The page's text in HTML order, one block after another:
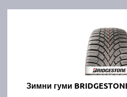
Зимни гуми